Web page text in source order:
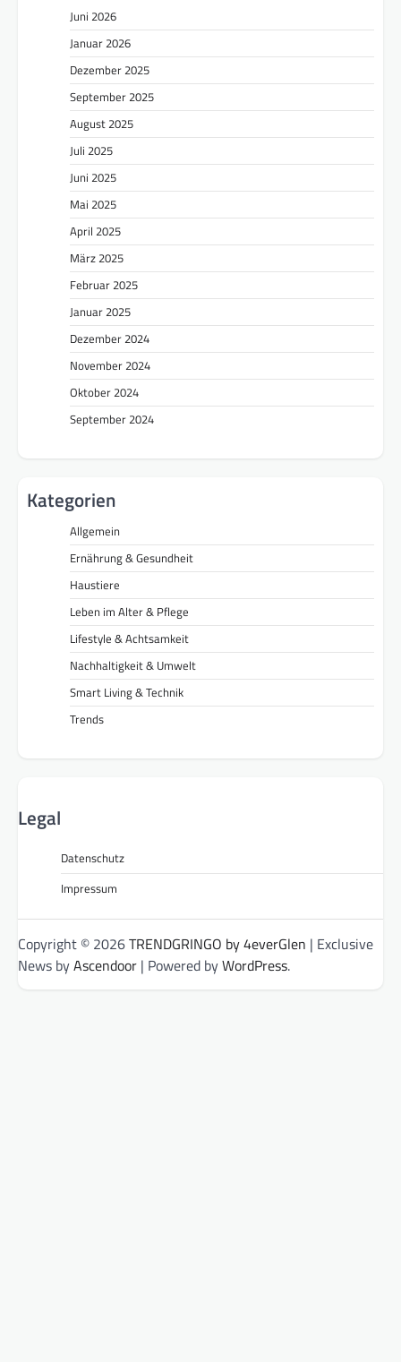
Juni 2026
Januar 2026
Dezember 2025
September 2025
August 2025
Juli 2025
Juni 2025
Mai 2025
April 2025
März 2025
Februar 2025
Januar 2025
Dezember 2024
November 2024
Oktober 2024
September 2024
Kategorien
Allgemein
Ernährung & Gesundheit
Haustiere
Leben im Alter & Pflege
Lifestyle & Achtsamkeit
Nachhaltigkeit & Umwelt
Smart Living & Technik
Trends
Legal
Datenschutz
Impressum
Copyright © 2026TRENDGRINGO by 4everGlen | Exclusive
News byAscendoor | Powered byWordPress.